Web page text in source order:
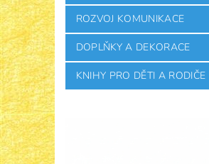
ROZVOJ KOMUNIKACE
DOPLŇKY A DEKORACE
KNIHY PRO DĚTI A RODIČE